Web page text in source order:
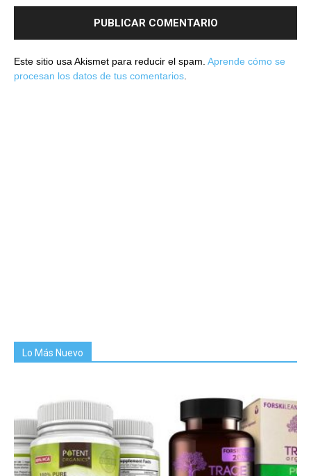
Este sitio usa Akismet para reducir el spam. Aprende cómo se
procesan los datos de tus comentarios.
Lo Más Nuevo